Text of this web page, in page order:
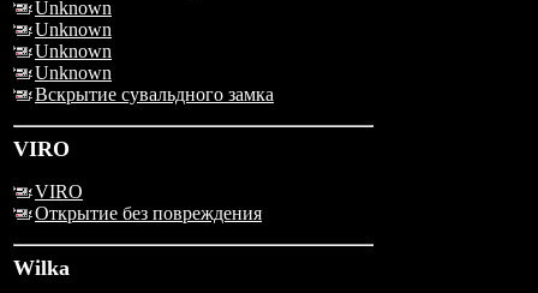
Unknown
Unknown
Unknown
Unknown
Вскрытие сувальдного замка
VIRO
VIRO
Открытие без повреждения
Wilka